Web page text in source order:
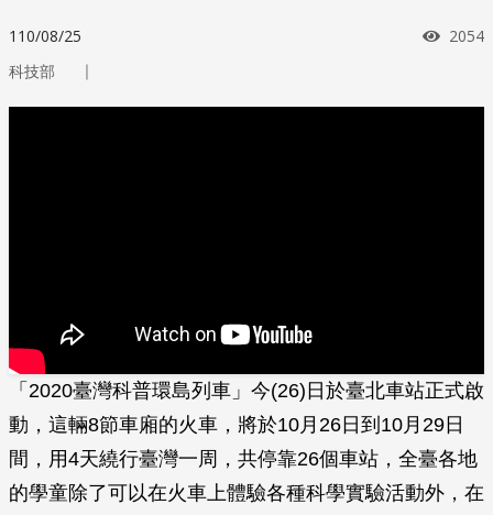
110/08/25 瀏覽
2054
科技部 ｜
「2020臺灣科普環島列車」今(26)日於臺北車站正式啟
動，這輛8節車廂的火車，將於10月26日到10月29日
間，用4天繞行臺灣一周，共停靠26個車站，全臺各地
的學童除了可以在火車上體驗各種科學實驗活動外，在